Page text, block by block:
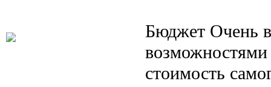
Бюджет Очень
возможностями
стоимость